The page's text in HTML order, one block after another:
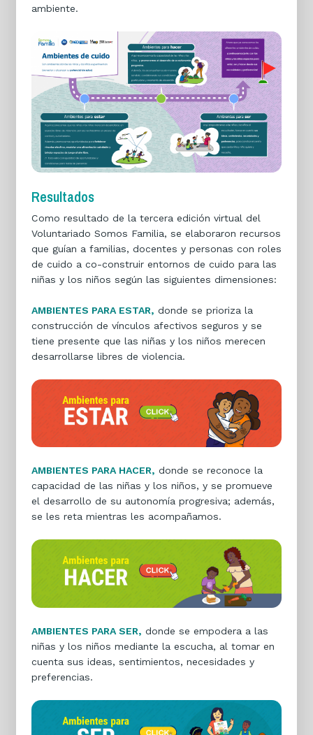
ambiente.
Resultados
Como resultado de la tercera edición virtual del
Voluntariado Somos Familia, se elaboraron recursos
que guían a familias, docentes y personas con roles
de cuido a co-construir entornos de cuido para las
niñas y los niños según las siguientes dimensiones:
AMBIENTES PARA ESTAR, donde se prioriza la
construcción de vínculos afectivos seguros y se
tiene presente que las niñas y los niños merecen
desarrollarse libres de violencia.
AMBIENTES PARA HACER, donde se reconoce la
capacidad de las niñas y los niños, y se promueve
el desarrollo de su autonomía progresiva; además,
se les reta mientras les acompañamos.
AMBIENTES PARA SER, donde se empodera a las
niñas y los niños mediante la escucha, al tomar en
cuenta sus ideas, sentimientos, necesidades y
preferencias.